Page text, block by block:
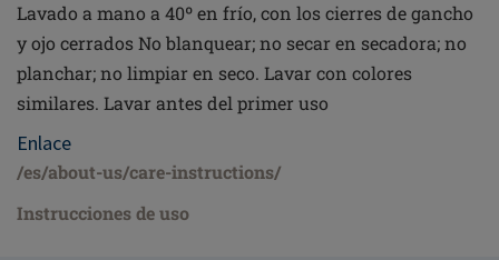
Lavado a mano a 40º en frío, con los cierres de gancho
y ojo cerrados No blanquear; no secar en secadora; no
planchar; no limpiar en seco. Lavar con colores
similares. Lavar antes del primer uso
Enlace
/es/about-us/care-instructions/
Instrucciones de uso